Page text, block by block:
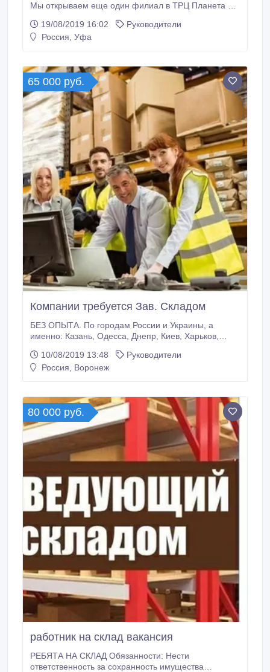
Мы открываем еще один филиал в ТРЦ Планета и
достижения и развитие в любимой сфере? Хотите
стать партнером компании и ищете настоящие
"Эффективное управление персоналом",
"Персональное управленческое искусство" за счет
компании до начала работы и станете
эффективным управляющим.
19/08/2019 16:02
Руководители
Россия, Уфа
65 000 руб.
Компании требуется Зав. Складом
БЕЗ ОПЫТА. По городам России и Украины, а
именно: Казань, Одесса, Днепр, Киев, Харьков,
Воронеж, Кемерово, Новокузнецк Обязанности:
-Руководить работой склада по приему, хранению и
10/08/2019 13:48
Руководители
Россия, Воронеж
80 000 руб.
работник на склад вакансия
РЕБЯТА НА СКЛАД Обязанности: Нести
ответственность за сохранность имущества